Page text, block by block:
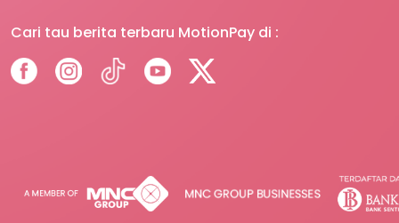
Cari tau berita terbaru MotionPay di :